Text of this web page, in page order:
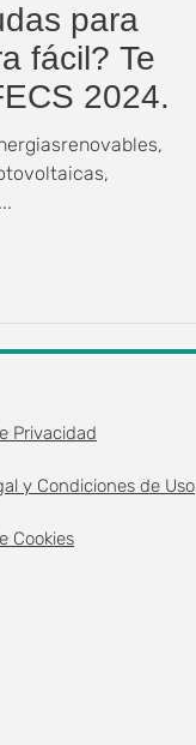
para
fácil? Te
2024.
Privacidad
y Condiciones de Uso
Cookies